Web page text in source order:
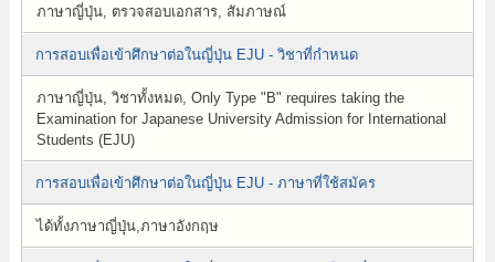
ภาษาญี่ปุ่น, ตรวจสอบเอกสาร, สัมภาษณ์
การสอบเพื่อเข้าศึกษาต่อในญี่ปุ่น EJU - วิชาที่กำหนด
ภาษาญี่ปุ่น, วิชาทั้งหมด, Only Type "B" requires taking the
Examination for Japanese University Admission for International
Students (EJU)
การสอบเพื่อเข้าศึกษาต่อในญี่ปุ่น EJU - ภาษาที่ใช้สมัคร
ได้ทั้งภาษาญี่ปุ่น,ภาษาอังกฤษ